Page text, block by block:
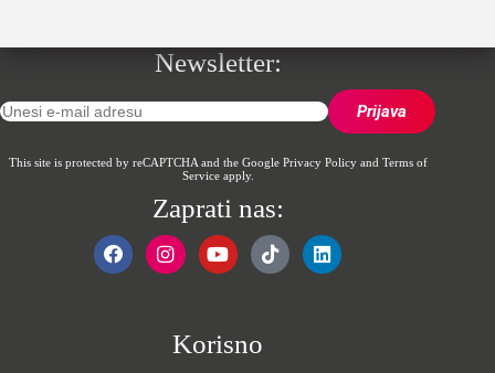
Korisno
Newsletter:
This site is protected by reCAPTCHA and the Google Privacy Policyand Terms of
Serviceapply.
Zaprati nas: